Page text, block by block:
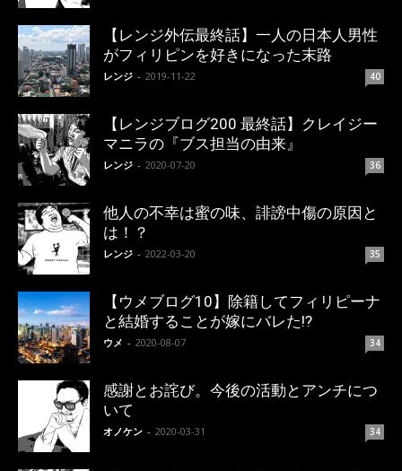
【レンジ外伝最終話】一人の日本人男性
がフィリピンを好きになった末路
レンジ - 2019-11-22 40
【レンジブログ200 最終話】クレイジー
マニラの『ブス担当の由来』
レンジ - 2020-07-20 36
他人の不幸は蜜の味、誹謗中傷の原因と
は！？
レンジ - 2022-03-20 35
【ウメブログ10】除籍してフィリピーナ
と結婚することが嫁にバレた!?
ウメ - 2020-08-07 34
感謝とお詫び。今後の活動とアンチにつ
いて
オノケン - 2020-03-31 34